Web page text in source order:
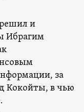
и
Ибрагим
за
Кокойты, в чью